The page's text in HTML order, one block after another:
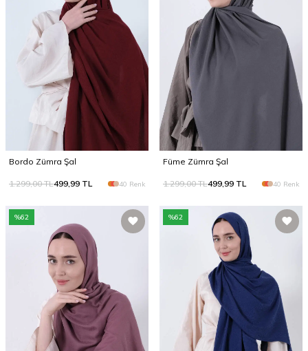
Bordo Zümra Şal
1.299,00TL499,99 TL 40 Renk
Füme Zümra Şal
1.299,00TL499,99 TL 40 Renk
%62 %62